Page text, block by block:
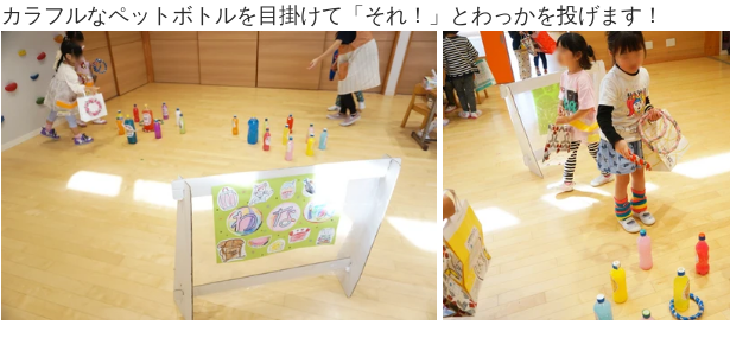
カラフルなペットボトルを目掛けて「それ！」とわっかを投げます！